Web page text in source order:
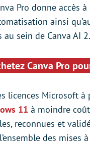
Pro donne accès
ainsi
sein de Canva AI
Canva Pro
licences Microsoft
11 à moindre
reconnues et
des